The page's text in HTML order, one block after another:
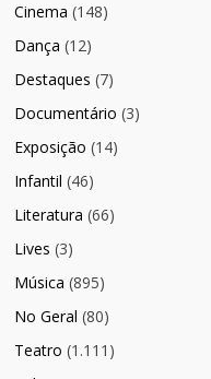
Cinema (148)
Dança (12)
Destaques (7)
Documentário (3)
Exposição (14)
Infantil (46)
Literatura (66)
Lives (3)
Música (895)
No Geral (80)
Teatro (1.111)